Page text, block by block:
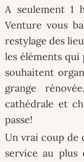
A seulement 1
Venture vous
restylage des
les éléments
souhaitent
grange
cathédrale et
passe!
Un vrai coup de
service au plus